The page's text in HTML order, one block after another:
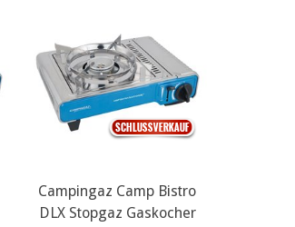
Campingaz Camp Bistro
DLX Stopgaz Gaskocher